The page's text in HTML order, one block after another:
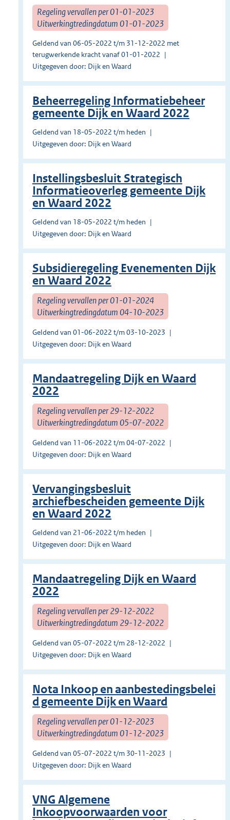
Regeling vervallen per 01-01-2023
Uitwerkingtredingdatum 01-01-2023
Geldend van 06-05-2022 t/m 31-12-2022 met
terugwerkende kracht vanaf 01-01-2022
Uitgegeven door: Dijk en Waard
Beheerregeling Informatiebeheer
gemeente Dijk en Waard 2022
Geldend van 18-05-2022 t/m heden
Uitgegeven door: Dijk en Waard
Instellingsbesluit Strategisch
Informatieoverleg gemeente Dijk
en Waard 2022
Geldend van 18-05-2022 t/m heden
Uitgegeven door: Dijk en Waard
Subsidieregeling Evenementen Dijk
en Waard 2022
Regeling vervallen per 01-01-2024
Uitwerkingtredingdatum 04-10-2023
Geldend van 01-06-2022 t/m 03-10-2023
Uitgegeven door: Dijk en Waard
Mandaatregeling Dijk en Waard
2022
Regeling vervallen per 29-12-2022
Uitwerkingtredingdatum 05-07-2022
Geldend van 11-06-2022 t/m 04-07-2022
Uitgegeven door: Dijk en Waard
Vervangingsbesluit
archiefbescheiden gemeente Dijk
en Waard 2022
Geldend van 21-06-2022 t/m heden
Uitgegeven door: Dijk en Waard
Mandaatregeling Dijk en Waard
2022
Regeling vervallen per 29-12-2022
Uitwerkingtredingdatum 29-12-2022
Geldend van 05-07-2022 t/m 28-12-2022
Uitgegeven door: Dijk en Waard
Nota Inkoop en aanbestedingsbelei
d gemeente Dijk en Waard
Regeling vervallen per 01-12-2023
Uitwerkingtredingdatum 01-12-2023
Geldend van 05-07-2022 t/m 30-11-2023
Uitgegeven door: Dijk en Waard
VNG Algemene
Inkoopvoorwaarden voor